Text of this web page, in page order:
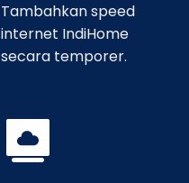
Tambahkan speed
internet IndiHome
secara temporer.